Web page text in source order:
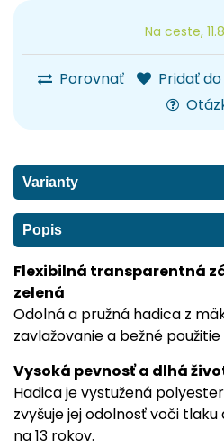
Na ceste,
Porovnať Pridať
Varianty
Popis
Flexibilná transparentná
zelená
Odolná a pružná hadica z
zavlažovanie a bežné
Vysoká pevnosť a dlhá
Hadica je vystužená
zvyšuje jej odolnosť voči
na 13 rokov.